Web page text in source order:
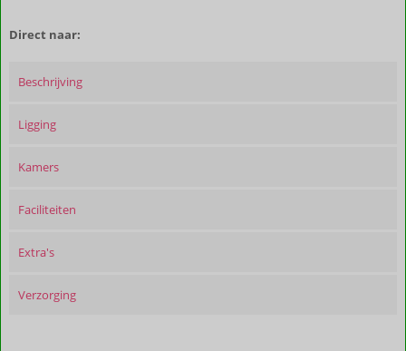
Direct naar:
Beschrijving
Ligging
Kamers
Faciliteiten
Extra's
Verzorging